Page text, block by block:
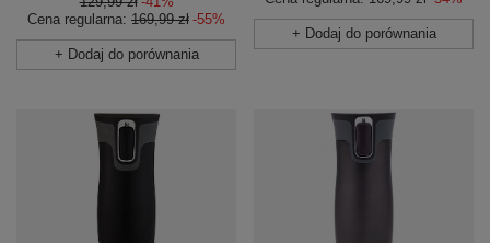
Cena regularna: 169,99 zł -55%
+ Dodaj do porównania
+ Dodaj do porównania